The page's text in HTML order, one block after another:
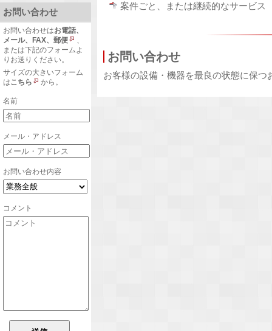
お問い合わせ
お問い合わせはお電話、
メール、FAX、郵便
、
または下記のフォームよ
りお送りください。
サイズの大きいフォーム
はこちら から。
名前
メール・アドレス
お問い合わせ内容
コメント
案件ごと、または継続的なサービス
お問い合わせ
お客様の設備・機器を最良の状態に保